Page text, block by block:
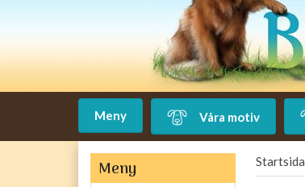
Meny Våra motiv
Meny Startsida